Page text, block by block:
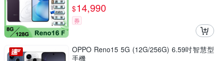
$14,990
券
OPPO Reno15 5G (12G/256G) 6.59吋智慧型
手機